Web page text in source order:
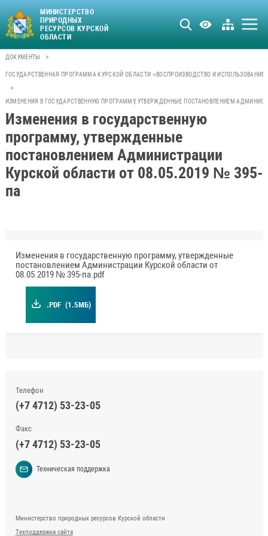
МИНИСТЕРСТВО
ПРИРОДНЫХ
РЕСУРСОВ КУРСКОЙ
ОБЛАСТИ
ДОКУМЕНТЫ >
ГОСУДАРСТВЕННАЯ ПРОГРАММА КУРСКОЙ ОБЛАСТИ «ВОСПРОИЗВОДСТВО И
>
ИЗМЕНЕНИЯ В ГОСУДАРСТВЕННУЮ ПРОГРАММУ, УТВЕРЖДЕННЫЕ ПОСТАНОВЛЕНИЕМ
Изменения в государственную
программу, утвержденные
постановлением Администрации
Курской области от 08.05.2019 № 395-
па
Изменения в государственную программу, утвержденные
постановлением Администрации Курской области от
08.05.2019 № 395-па.pdf
.PDF (1.5МБ)
Телефон
(+7 4712) 53-23-05
Факс
(+7 4712) 53-23-05
Техническая поддержка
Министерство природных ресурсов Курской области
Техподдержка сайта